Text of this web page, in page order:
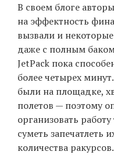
В своем блоге
на эффектность
вызвали и
даже с полным
JetPack пока
более четырех
были на площадке,
полетов — поэтому
организовать
суметь запечатлеть
количества ракурсов.